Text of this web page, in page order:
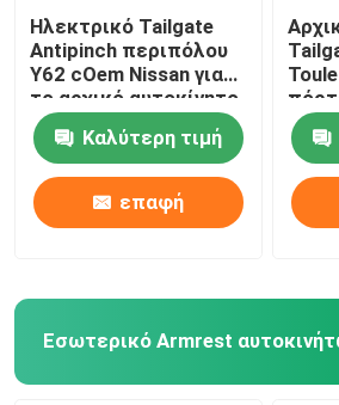
Ποιοτικός έλεγχος
επαφή
Νέα
Tailgate μέρος αυτοκινήτων
Ηλεκτρικό Tailgate
Antipinch περιπόλου
Y62 cOem Nissan για
το αρχικό αυτοκίνητο
Καλύτερη τιμή
επαφή
Εσωτερικό Armrest